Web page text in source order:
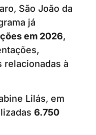
São João da
já
em 2026,
relacionadas à
Lilás, em
6.750